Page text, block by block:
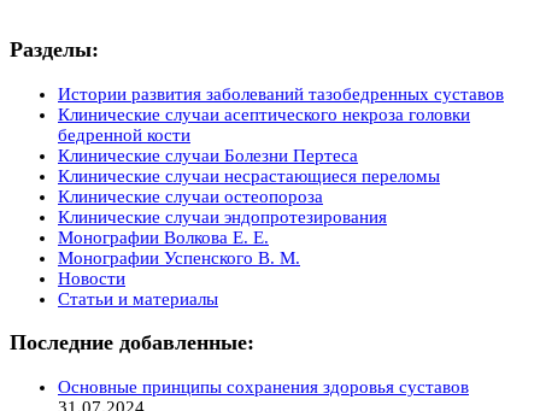
Разделы:
Истории развития заболеваний тазобедренных суставов
Клинические случаи асептического некроза головки
бедренной кости
Клинические случаи Болезни Пертеса
Клинические случаи несрастающиеся переломы
Клинические случаи остеопороза
Клинические случаи эндопротезирования
Монографии Волкова Е. Е.
Монографии Успенского В. М.
Новости
Статьи и материалы
Последние добавленные:
Основные принципы сохранения здоровья суставов